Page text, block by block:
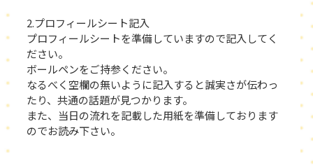
2.プロフィールシート記入
プロフィールシートを準備していますので記入してく
ださい。
ボールペンをご持参ください。
なるべく空欄の無いように記入すると誠実さが伝わっ
たり、共通の話題が見つかります。
また、当日の流れを記載した用紙を準備しております
のでお読み下さい。